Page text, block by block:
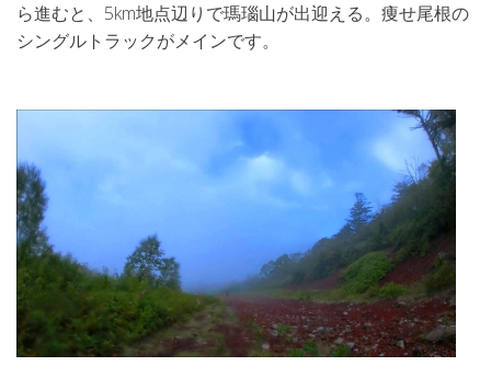
ら進むと、5km地点辺りで瑪瑙山が出迎える。痩せ尾根の
シングルトラックがメインです。